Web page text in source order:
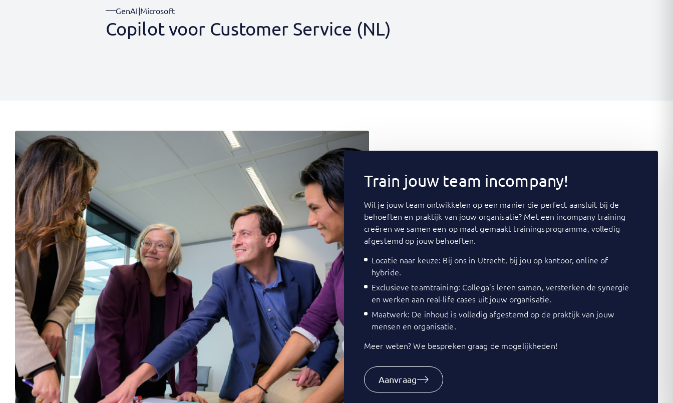
GenAI|Microsoft
Copilot voor Customer Service (NL)
Train jouw team incompany!
Wil je jouw team ontwikkelen op een manier die perfect aansluit bij de
behoeften en praktijk van jouw organisatie? Met een incompany training
creëren we samen een op maat gemaakt trainingsprogramma, volledig
afgestemd op jouw behoeften.
Locatie naar keuze: Bij ons in Utrecht, bij jou op kantoor, online of
hybride.
Exclusieve teamtraining: Collega’s leren samen, versterken de synergie
en werken aan real-life cases uit jouw organisatie.
Maatwerk: De inhoud is volledig afgestemd op de praktijk van jouw
mensen en organisatie.
Meer weten? We bespreken graag de mogelijkheden!
Aanvraag